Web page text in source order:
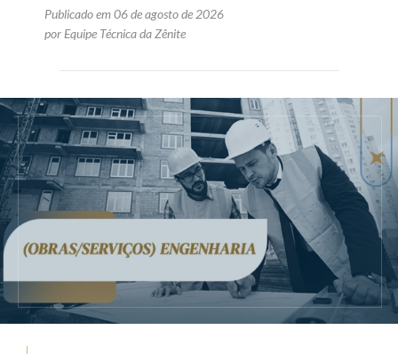
Publicado em 06 de agosto de 2026
por Equipe Técnica da Zênite